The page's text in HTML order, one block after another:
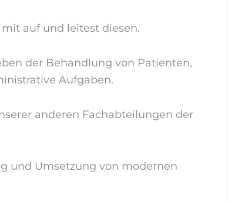
auf und leitest diesen.
der Behandlung von Patienten,
Aufgaben.
anderen Fachabteilungen der
und Umsetzung von modernen